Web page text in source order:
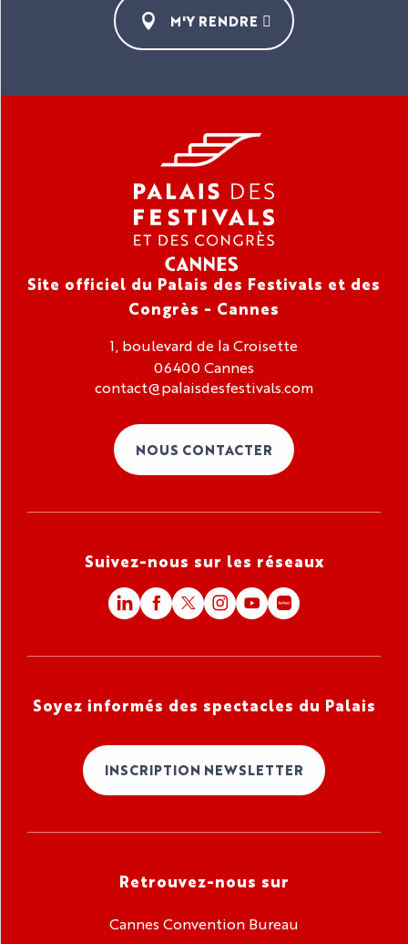
M'Y RENDRE
Site officiel du Palais des Festivals et des
Congrès - Cannes
1, boulevard de la Croisette
06400 Cannes
contact@palaisdesfestivals.com
NOUS CONTACTER
Suivez-nous sur les réseaux
Soyez informés des spectacles du Palais
INSCRIPTION NEWSLETTER
Retrouvez-nous sur
Cannes Convention Bureau